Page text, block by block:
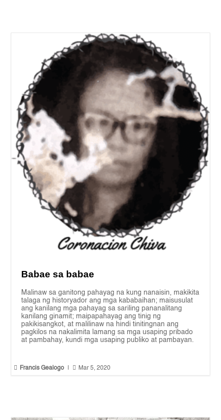
Babae sa babae
Malinaw sa ganitong pahayag na kung nanaisin, makikita
talaga ng historyador ang mga kababaihan; maisusulat
ang kanilang mga pahayag sa sariling pananalitang
kanilang ginamit; maipapahayag ang tinig ng
pakikisangkot, at malilinaw na hindi tinitingnan ang
pagkilos na nakalimita lamang sa mga usaping pribado
at pambahay, kundi mga usaping publiko at pambayan.
 Francis Gealogo  Mar 5, 2020